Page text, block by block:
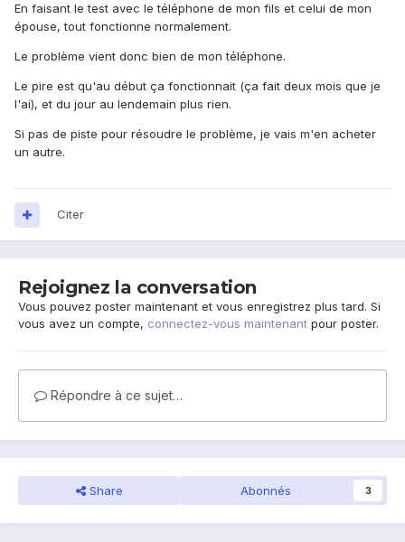
En faisant le test avec le téléphone de mon fils et celui de mon
épouse, tout fonctionne normalement.
Le problème vient donc bien de mon téléphone.
Le pire est qu'au début ça fonctionnait (ça fait deux mois que je
l'ai), et du jour au lendemain plus rien.
Si pas de piste pour résoudre le problème, je vais m'en acheter
un autre.
Citer
Rejoignez la conversation
Vous pouvez poster maintenant et vous enregistrez plus tard. Si
vous avez un compte, connectez-vous maintenant pour poster.
Répondre à ce sujet…
Share Abonnés 3